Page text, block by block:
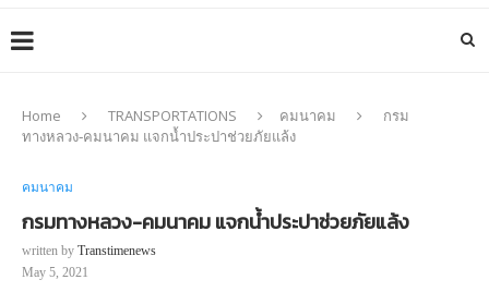
Home TRANSPORTATIONS คมนาคม
กรม
ทางหลวง-คมนาคม แจกน้ำประปาช่วยภัยแล้ง
คมนาคม
กรมทางหลวง-คมนาคม แจกน้ำประปาช่วยภัยแล้ง
written by Transtimenews
May 5, 2021